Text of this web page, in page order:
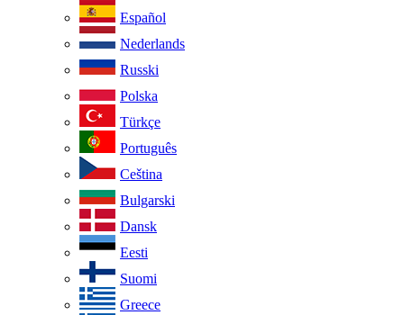
Español
Nederlands
Russki
Polska
Türkçe
Português
Ceština
Bulgarski
Dansk
Eesti
Suomi
Greece